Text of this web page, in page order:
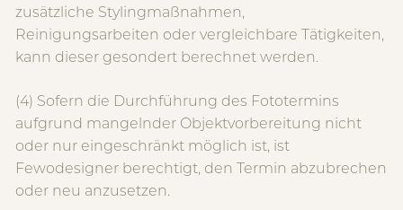
zusätzliche Stylingmaßnahmen,
Reinigungsarbeiten oder vergleichbare Tätigkeiten,
kann dieser gesondert berechnet werden.
(4) Sofern die Durchführung des Fototermins
aufgrund mangelnder Objektvorbereitung nicht
oder nur eingeschränkt möglich ist, ist
Fewodesigner berechtigt, den Termin abzubrechen
oder neu anzusetzen.